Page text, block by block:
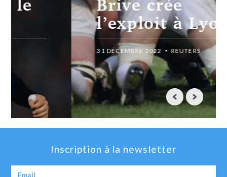
Brive crée
l’exploit à Lyon
31 DÉCEMBRE 2022 REUTERS
Inscription à la newsletter